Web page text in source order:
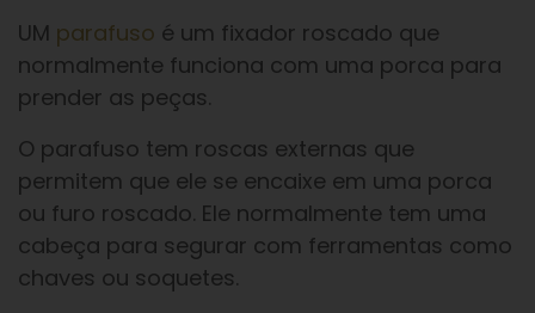
UM parafuso é um fixador roscado que
normalmente funciona com uma porca para
prender as peças.
O parafuso tem roscas externas que
permitem que ele se encaixe em uma porca
ou furo roscado. Ele normalmente tem uma
cabeça para segurar com ferramentas como
chaves ou soquetes.